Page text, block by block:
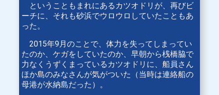
ということもまれにあるカツオドリが、再びビ
ーチに、それも砂浜でウロウロしていたこともあ
った。
2015年9月のことで、体力を失ってしまってい
たのか、ケガをしていたのか、早朝から桟橋脇で
力なくうずくまっているカツオドリに、船員さん
ほか島のみなさんが気がついた（当時は連絡船の
母港が水納島だった）。